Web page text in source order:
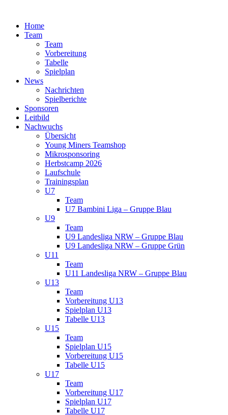
springenHome
Team
Team
Vorbereitung
Tabelle
Spielplan
News
Nachrichten
Spielberichte
Sponsoren
Leitbild
Nachwuchs
Übersicht
Young Miners Teamshop
Mikrosponsoring
Herbstcamp 2026
Laufschule
Trainingsplan
U7
Team
U7 Bambini Liga – Gruppe Blau
U9
Team
U9 Landesliga NRW – Gruppe Blau
U9 Landesliga NRW – Gruppe Grün
U11
Team
U11 Landesliga NRW – Gruppe Blau
U13
Team
Vorbereitung U13
Spielplan U13
Tabelle U13
U15
Team
Spielplan U15
Vorbereitung U15
Tabelle U15
U17
Team
Vorbereitung U17
Spielplan U17
Tabelle U17